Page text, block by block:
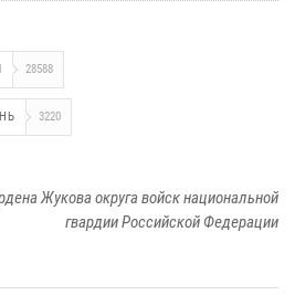
28588
3220
Жукова округа войск национальной
гвардии Российской Федерации